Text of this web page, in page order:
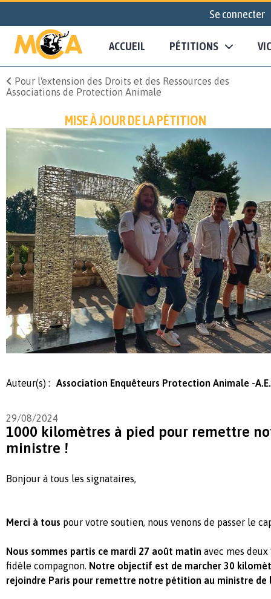
Se connecter
ACCUEIL PÉTITIONS
Pour l'extension des Droits et des Ressources des
Associations de Protection Animale
MISE À JOUR DE LA PÉTITION
Auteur(s) : Association Enquêteurs Protection Animale -
29/08/2024
1000 kilomètres à pied pour remettre
ministre !
Bonjour à tous les signataires,
Merci à tous pour votre soutien, nous venons de passer le
Nous sommes partis ce mardi 27 août matin avec mes
fidèle compagnon. Notre objectif est de marcher 30
rejoindre Paris pour remettre notre pétition au ministre de